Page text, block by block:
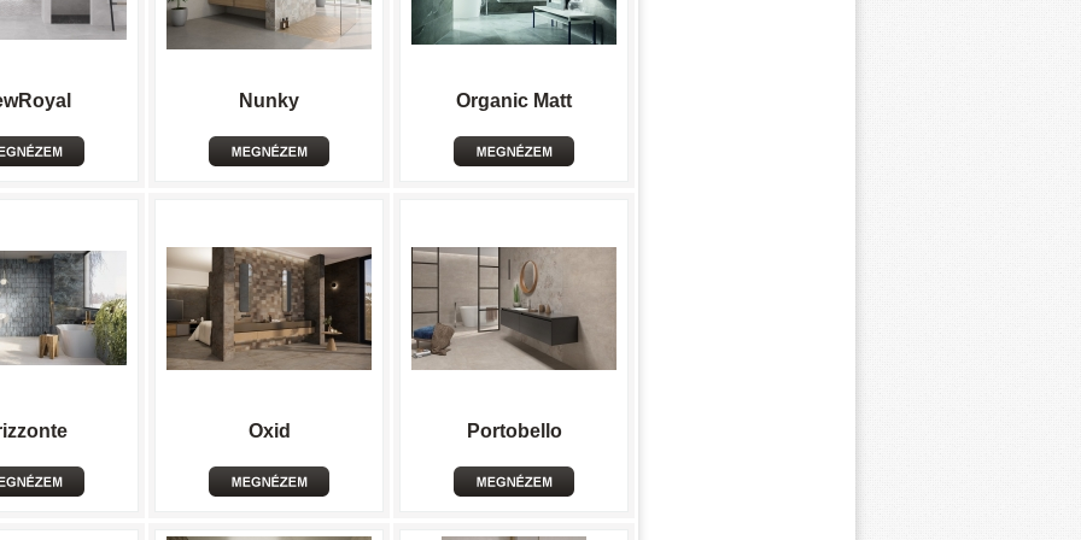
Nunky Organic Matt
Oxid Portobello